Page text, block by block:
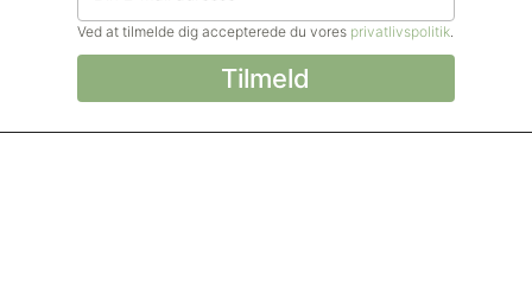
Ved at tilmelde dig accepterede du vores privatlivspolitik.